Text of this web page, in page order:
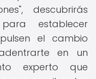
descubrirás
establecer
el cambio
en un
experto que